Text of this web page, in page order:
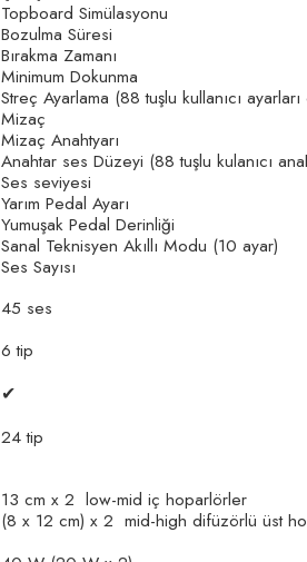
Topboard Simülasyonu
Bozulma Süresi
Bırakma Zamanı
Minimum Dokunma
Streç Ayarlama (88 tuşlu kullanıcı
Mizaç
Mizaç Anahtyarı
Anahtar ses Düzeyi (88 tuşlu kulanıcı
Ses seviyesi
Yarım Pedal Ayarı
Yumuşak Pedal Derinliği
Sanal Teknisyen Akıllı Modu (10 ayar)
Ses Sayısı
45 ses
6 tip
✔
24 tip
13 cm x 2 low-mid iç hoparlörler
(8 x 12 cm) x 2 mid-high difüzörlü üst